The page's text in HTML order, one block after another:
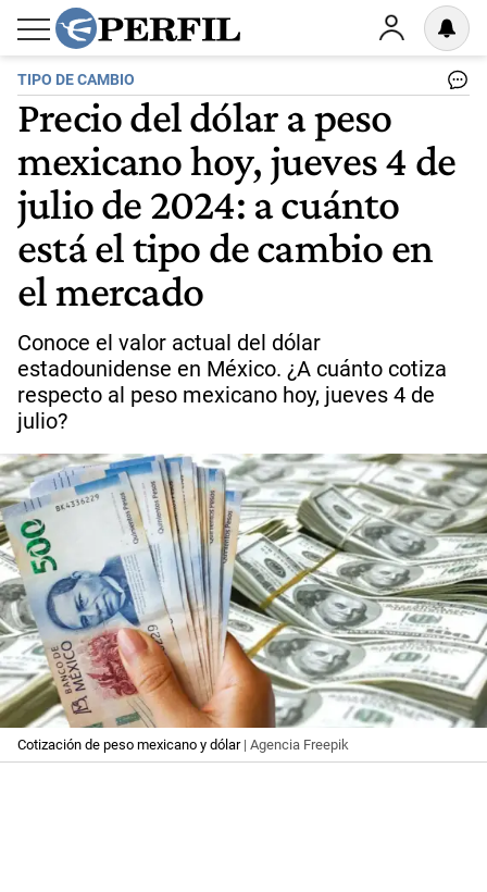
TIPO DE CAMBIO
Precio del dólar a peso
mexicano hoy, jueves 4 de
julio de 2024: a cuánto
está el tipo de cambio en
el mercado
Conoce el valor actual del dólar
estadounidense en México. ¿A cuánto cotiza
respecto al peso mexicano hoy, jueves 4 de
julio?
Cotización de peso mexicano y dólar| Agencia Freepik